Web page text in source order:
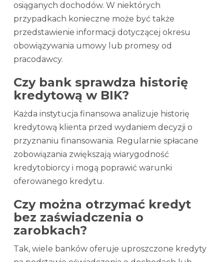
osiąganych dochodów. W niektórych
przypadkach konieczne może być także
przedstawienie informacji dotyczącej okresu
obowiązywania umowy lub promesy od
pracodawcy.
Czy bank sprawdza historię
kredytową w BIK?
Każda instytucja finansowa analizuje historię
kredytową klienta przed wydaniem decyzji o
przyznaniu finansowania. Regularnie spłacane
zobowiązania zwiększają wiarygodność
kredytobiorcy i mogą poprawić warunki
oferowanego kredytu.
Czy można otrzymać kredyt
bez zaświadczenia o
zarobkach?
Tak, wiele banków oferuje uproszczone kredyty